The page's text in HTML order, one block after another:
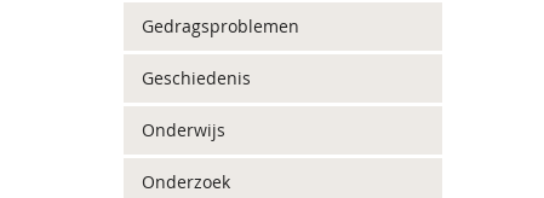
Gedragsproblemen
Geschiedenis
Onderwijs
Onderzoek